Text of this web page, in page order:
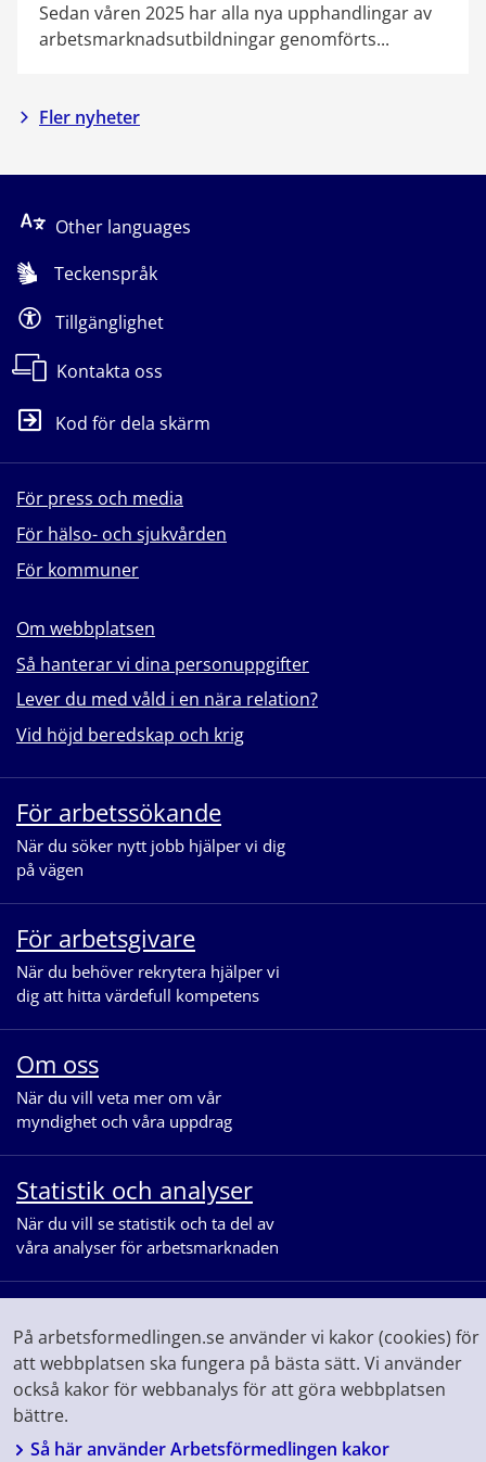
På arbetsformedlingen.se använder vi kakor (cookies) för
att webbplatsen ska fungera på bästa sätt. Vi använder
också kakor för webbanalys för att göra webbplatsen
bättre.
Så här använder Arbetsförmedlingen kakor
Sedan våren 2025 har alla nya upphandlingar av
arbetsmarknadsutbildningar genomförts...
Fler nyheter
Other languages
Teckenspråk
Tillgänglighet
Kontakta oss
Kod för dela skärm
För press och media
För hälso- och sjukvården
För kommuner
Om webbplatsen
Så hanterar vi dina personuppgifter
Lever du med våld i en nära relation?
Vid höjd beredskap och krig
För arbetssökande
När du söker nytt jobb hjälper vi dig
på vägen
För arbetsgivare
När du behöver rekrytera hjälper vi
dig att hitta värdefull kompetens
Om oss
När du vill veta mer om vår
myndighet och våra uppdrag
Statistik och analyser
När du vill se statistik och ta del av
våra analyser för arbetsmarknaden